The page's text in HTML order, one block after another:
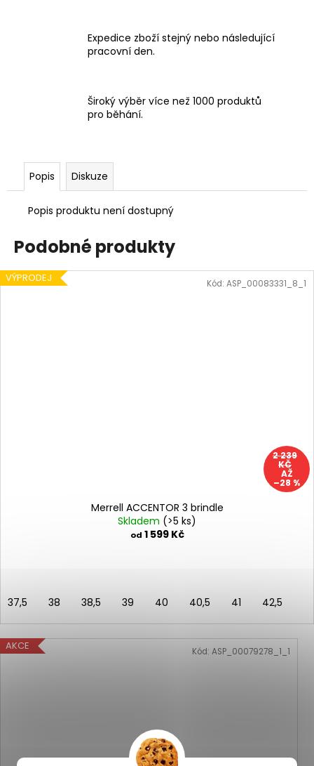
Expedice zboží stejný nebo následující
pracovní den.
Široký výběr více než 1000 produktů
pro běhání.
Popis Diskuze
Popis produktu není dostupný
Podobné produkty
VÝPRODEJ
2 239
KČ
AŽ
–28 %
Merrell ACCENTOR 3 brindle
Skladem (>5 ks)
od 1 599 Kč
37,5 38 38,5 39 40 40,5 41 42,5
Kód: ASP_00083331_8_1
AKCE Kód: ASP_00079278_1_1